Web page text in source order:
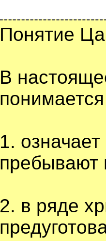
Понятие
В
1.
пребывают
2. в ряде